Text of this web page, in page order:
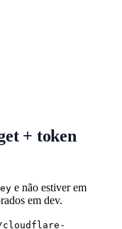
+ token
e não estiver em
em dev.
cloudflare-